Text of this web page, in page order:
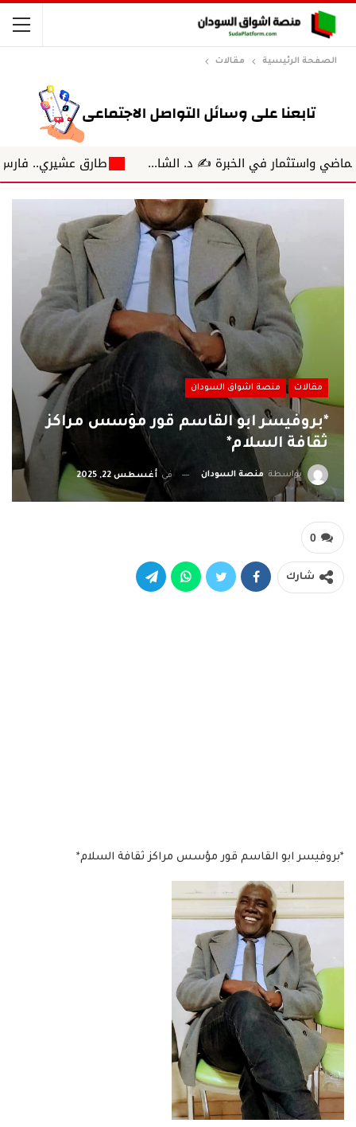
الصفحة الرئيسية مقالات
في الخبرة ✍️ د. الشا... طارق عشيري.. فارس الهمسة
مقالات منصة اشواق السودان
*بروفيسر ابو القاسم قور مؤسس مراكز
ثقافة السلام*
بواسطة منصة السودان في أغسطس 22, 2025
0
شارك
*بروفيسر ابو القاسم قور مؤسس مراكز ثقافة السلام*